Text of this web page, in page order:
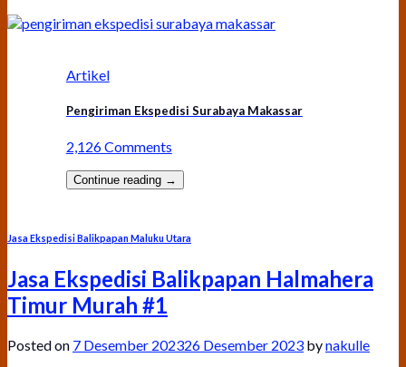
Artikel
Pengiriman Ekspedisi Surabaya Makassar
2,126 Comments
Continue reading →
Jasa Ekspedisi Balikpapan Maluku Utara
Jasa Ekspedisi Balikpapan Halmahera
Timur Murah #1
Posted on 7 Desember 202326 Desember 2023 bynakulle